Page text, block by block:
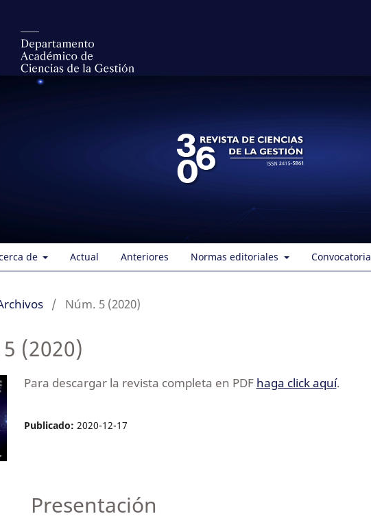
de Actual Anteriores Normas editoriales
/ Núm. 5 (2020)
(2020)
Para descargar la revista completa en PDF haga click aquí.
Publicado: 2020-12-17
Presentación